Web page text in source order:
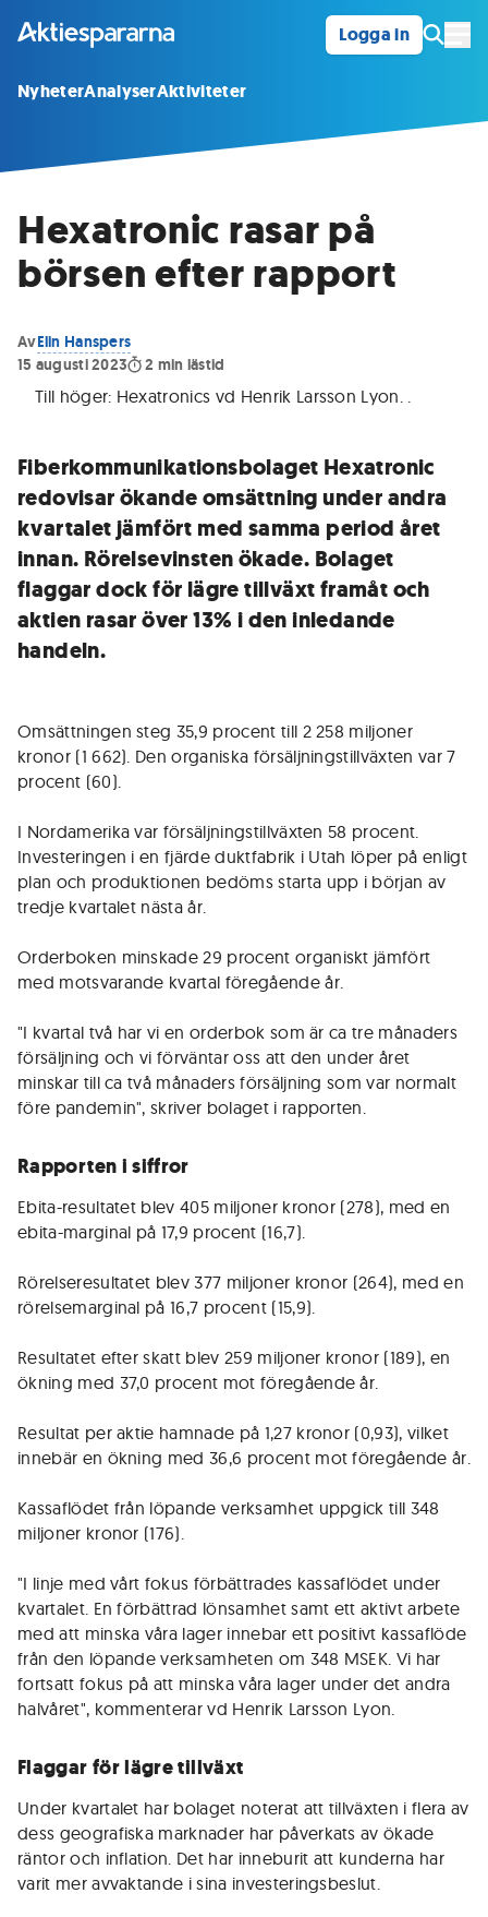
Logga in
NyheterAnalyserAktiviteter
Hexatronic rasar på
börsen efter rapport
AvElin Hanspers
15 augusti 2023
2 min lästid
Till höger: Hexatronics vd Henrik Larsson Lyon. .
Fiberkommunikationsbolaget Hexatronic
redovisar ökande omsättning under andra
kvartalet jämfört med samma period året
innan. Rörelsevinsten ökade. Bolaget
flaggar dock för lägre tillväxt framåt och
aktien rasar över 13% i den inledande
handeln.
Omsättningen steg 35,9 procent till 2 258 miljoner
kronor (1 662). Den organiska försäljningstillväxten var 7
procent (60).
I Nordamerika var försäljningstillväxten 58 procent.
Investeringen i en fjärde duktfabrik i Utah löper på enligt
plan och produktionen bedöms starta upp i början av
tredje kvartalet nästa år.
Orderboken minskade 29 procent organiskt jämfört
med motsvarande kvartal föregående år.
"I kvartal två har vi en orderbok som är ca tre månaders
försäljning och vi förväntar oss att den under året
minskar till ca två månaders försäljning som var normalt
före pandemin", skriver bolaget i rapporten.
Rapporten i siffror
Ebita-resultatet blev 405 miljoner kronor (278), med en
ebita-marginal på 17,9 procent (16,7).
Rörelseresultatet blev 377 miljoner kronor (264), med en
rörelsemarginal på 16,7 procent (15,9).
Resultatet efter skatt blev 259 miljoner kronor (189), en
ökning med 37,0 procent mot föregående år.
Resultat per aktie hamnade på 1,27 kronor (0,93), vilket
innebär en ökning med 36,6 procent mot föregående år.
Kassaflödet från löpande verksamhet uppgick till 348
miljoner kronor (176).
"I linje med vårt fokus förbättrades kassaflödet under
kvartalet. En förbättrad lönsamhet samt ett aktivt arbete
med att minska våra lager innebar ett positivt kassaflöde
från den löpande verksamheten om 348 MSEK. Vi har
fortsatt fokus på att minska våra lager under det andra
halvåret", kommenterar vd Henrik Larsson Lyon.
Flaggar för lägre tillväxt
Under kvartalet har bolaget noterat att tillväxten i flera av
dess geografiska marknader har påverkats av ökade
räntor och inflation. Det har inneburit att kunderna har
varit mer avvaktande i sina investeringsbeslut.